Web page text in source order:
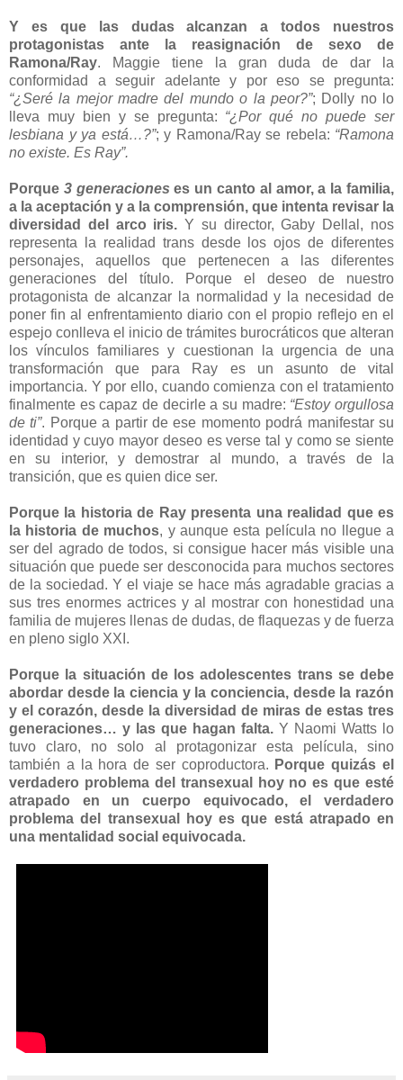
Y es que las dudas alcanzan a todos nuestros
protagonistas ante la reasignación de sexo de
Ramona/Ray. Maggie tiene la gran duda de dar la
conformidad a seguir adelante y por eso se pregunta:
“¿Seré la mejor madre del mundo o la peor?”; Dolly no lo
lleva muy bien y se pregunta: “¿Por qué no puede ser
lesbiana y ya está…?”; y Ramona/Ray se rebela: “Ramona
no existe. Es Ray”.
Porque 3 generaciones es un canto al amor, a la familia,
a la aceptación y a la comprensión, que intenta revisar la
diversidad del arco iris. Y su director, Gaby Dellal, nos
representa la realidad trans desde los ojos de diferentes
personajes, aquellos que pertenecen a las diferentes
generaciones del título. Porque el deseo de nuestro
protagonista de alcanzar la normalidad y la necesidad de
poner fin al enfrentamiento diario con el propio reflejo en el
espejo conlleva el inicio de trámites burocráticos que alteran
los vínculos familiares y cuestionan la urgencia de una
transformación que para Ray es un asunto de vital
importancia. Y por ello, cuando comienza con el tratamiento
finalmente es capaz de decirle a su madre: “Estoy orgullosa
de ti”. Porque a partir de ese momento podrá manifestar su
identidad y cuyo mayor deseo es verse tal y como se siente
en su interior, y demostrar al mundo, a través de la
transición, que es quien dice ser.
Porque la historia de Ray presenta una realidad que es
la historia de muchos, y aunque esta película no llegue a
ser del agrado de todos, si consigue hacer más visible una
situación que puede ser desconocida para muchos sectores
de la sociedad. Y el viaje se hace más agradable gracias a
sus tres enormes actrices y al mostrar con honestidad una
familia de mujeres llenas de dudas, de flaquezas y de fuerza
en pleno siglo XXI.
Porque la situación de los adolescentes trans se debe
abordar desde la ciencia y la conciencia, desde la razón
y el corazón, desde la diversidad de miras de estas tres
generaciones… y las que hagan falta. Y Naomi Watts lo
tuvo claro, no solo al protagonizar esta película, sino
también a la hora de ser coproductora. Porque quizás el
verdadero problema del transexual hoy no es que esté
atrapado en un cuerpo equivocado, el verdadero
problema del transexual hoy es que está atrapado en
una mentalidad social equivocada.